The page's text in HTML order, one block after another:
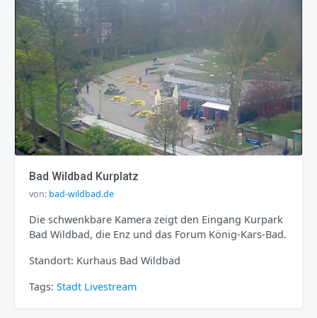
Bad Wildbad Kurplatz
von: bad-wildbad.de
Die schwenkbare Kamera zeigt den Eingang Kurpark
Bad Wildbad, die Enz und das Forum König-Kars-Bad.
Standort: Kurhaus Bad Wildbad
Tags: Stadt Livestream